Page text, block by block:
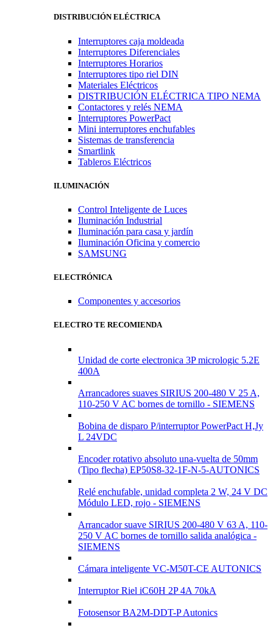
DISTRIBUCIÓN ELÉCTRICA
Interruptores caja moldeada
Interruptores Diferenciales
Interruptores Horarios
Interruptores tipo riel DIN
Materiales Eléctricos
DISTRIBUCIÓN ELÉCTRICA TIPO NEMA
Contactores y relés NEMA
Interruptores PowerPact
Mini interruptores enchufables
Sistemas de transferencia
Smartlink
Tableros Eléctricos
ILUMINACIÓN
Control Inteligente de Luces
Iluminación Industrial
Iluminación para casa y jardín
Iluminación Oficina y comercio
SAMSUNG
ELECTRÓNICA
Componentes y accesorios
ELECTRO TE RECOMIENDA
Unidad de corte electronica 3P micrologic 5.2E
400A
Arrancadores suaves SIRIUS 200-480 V 25 A,
110-250 V AC bornes de tornillo - SIEMENS
Bobina de disparo P/interruptor PowerPact H,Jy
L 24VDC
Encoder rotativo absoluto una-vuelta de 50mm
(Tipo flecha) EP50S8-32-1F-N-5-AUTONICS
Relé enchufable, unidad completa 2 W, 24 V DC
Módulo LED, rojo - SIEMENS
Arrancador suave SIRIUS 200-480 V 63 A, 110-
250 V AC bornes de tornillo salida analógica -
SIEMENS
Cámara inteligente VC-M50T-CE AUTONICS
Interruptor Riel iC60H 2P 4A 70kA
Fotosensor BA2M-DDT-P Autonics